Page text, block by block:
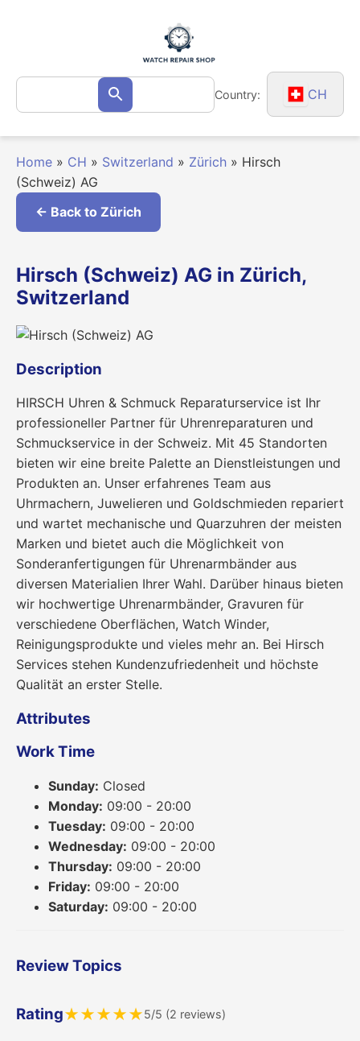
Search
for: Search Country: CH
Home » CH » Switzerland » Zürich » Hirsch
(Schweiz) AG
← Back to Zürich
Hirsch (Schweiz) AG in Zürich,
Switzerland
Description
HIRSCH Uhren & Schmuck Reparaturservice ist Ihr
professioneller Partner für Uhrenreparaturen und
Schmuckservice in der Schweiz. Mit 45 Standorten
bieten wir eine breite Palette an Dienstleistungen und
Produkten an. Unser erfahrenes Team aus
Uhrmachern, Juwelieren und Goldschmieden repariert
und wartet mechanische und Quarzuhren der meisten
Marken und bietet auch die Möglichkeit von
Sonderanfertigungen für Uhrenarmbänder aus
diversen Materialien Ihrer Wahl. Darüber hinaus bieten
wir hochwertige Uhrenarmbänder, Gravuren für
verschiedene Oberflächen, Watch Winder,
Reinigungsprodukte und vieles mehr an. Bei Hirsch
Services stehen Kundenzufriedenheit und höchste
Qualität an erster Stelle.
Attributes
Work Time
Sunday: Closed
Monday: 09:00 - 20:00
Tuesday: 09:00 - 20:00
Wednesday: 09:00 - 20:00
Thursday: 09:00 - 20:00
Friday: 09:00 - 20:00
Saturday: 09:00 - 20:00
Review Topics
Rating★★★★★5/5 (2 reviews)